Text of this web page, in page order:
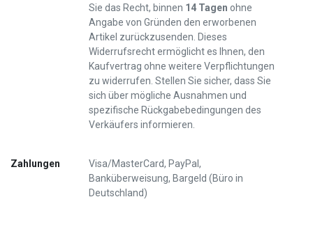
Sie das Recht, binnen 14 Tagen ohne
Angabe von Gründen den erworbenen
Artikel zurückzusenden. Dieses
Widerrufsrecht ermöglicht es Ihnen, den
Kaufvertrag ohne weitere Verpflichtungen
zu widerrufen. Stellen Sie sicher, dass Sie
sich über mögliche Ausnahmen und
spezifische Rückgabebedingungen des
Verkäufers informieren.
Zahlungen
Visa/MasterCard, PayPal,
Banküberweisung, Bargeld (Büro in
Deutschland)